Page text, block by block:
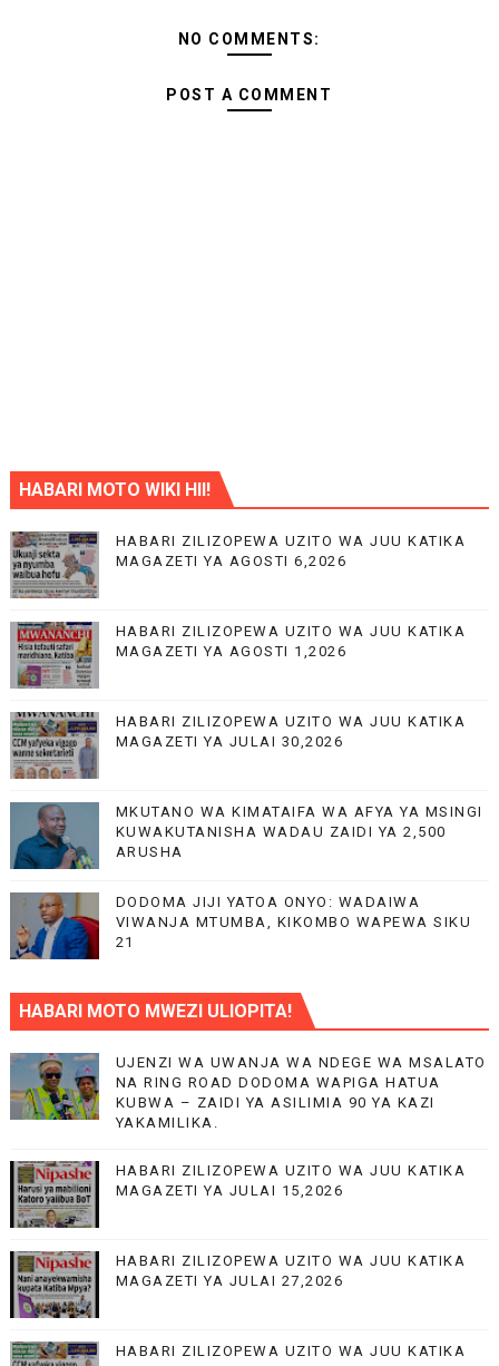
NO COMMENTS:
POST A COMMENT
HABARI MOTO WIKI HII!
HABARI ZILIZOPEWA UZITO WA JUU KATIKA
MAGAZETI YA AGOSTI 6,2026
HABARI ZILIZOPEWA UZITO WA JUU KATIKA
MAGAZETI YA AGOSTI 1,2026
HABARI ZILIZOPEWA UZITO WA JUU KATIKA
MAGAZETI YA JULAI 30,2026
MKUTANO WA KIMATAIFA WA AFYA YA MSINGI
KUWAKUTANISHA WADAU ZAIDI YA 2,500
ARUSHA
DODOMA JIJI YATOA ONYO: WADAIWA
VIWANJA MTUMBA, KIKOMBO WAPEWA SIKU
21
HABARI MOTO MWEZI ULIOPITA!
UJENZI WA UWANJA WA NDEGE WA MSALATO
NA RING ROAD DODOMA WAPIGA HATUA
KUBWA – ZAIDI YA ASILIMIA 90 YA KAZI
YAKAMILIKA.
HABARI ZILIZOPEWA UZITO WA JUU KATIKA
MAGAZETI YA JULAI 15,2026
HABARI ZILIZOPEWA UZITO WA JUU KATIKA
MAGAZETI YA JULAI 27,2026
HABARI ZILIZOPEWA UZITO WA JUU KATIKA